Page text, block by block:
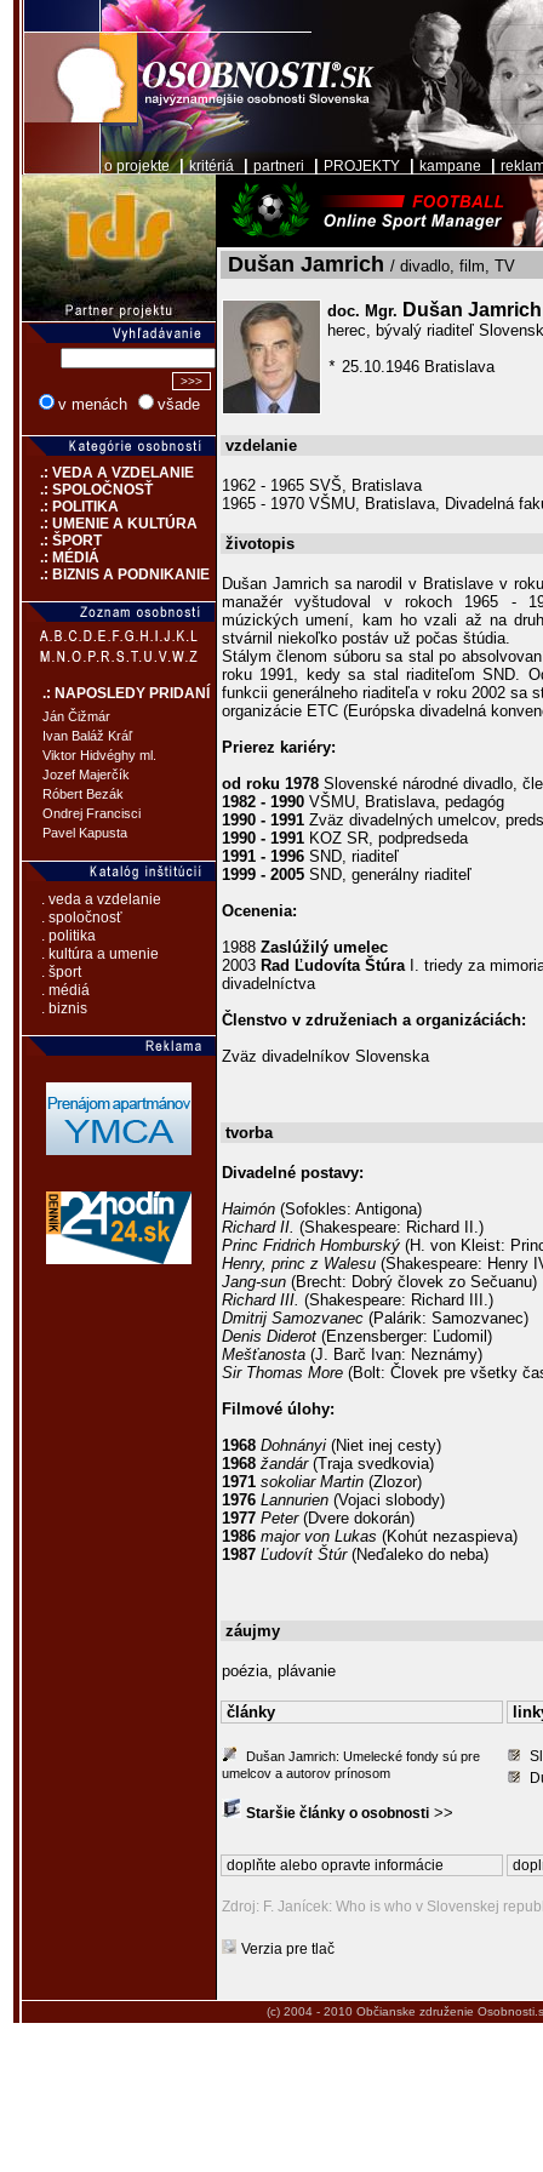
o projekte|kritériá partneri PROJEKTY kampane
v menách všade
.: VEDA A VZDELANIE
.: SPOLOČNOSŤ
.: POLITIKA
.: UMENIE A KULTÚRA
.: ŠPORT
.: MÉDIÁ
.: BIZNIS A PODNIKANIE
.: NAPOSLEDY PRIDANÍ
Ján Čižmár
Ivan Baláž Kráľ
Viktor Hidvéghy ml.
Jozef Majerčík
Róbert Bezák
Ondrej Francisci
Pavel Kapusta
. veda a vzdelanie
. spoločnosť
. politika
. kultúra a umenie
. šport
. médiá
. biznis
Dušan Jamrich / divadlo, film, TV
doc. Mgr. Dušan Jamrich
herec, bývalý riaditeľ
* 25.10.1946 Bratislava
vzdelanie
1962 - 1965 SVŠ, Bratislava
1965 - 1970 VŠMU, Bratislava, Divadelná
životopis
Dušan Jamrich sa narodil v Bratislave v
manažér vyštudoval v rokoch 1965 -
múzických umení, kam ho vzali až na
stvárnil niekoľko postáv už počas štúdia.
Stálym členom súboru sa stal po
roku 1991, kedy sa stal riaditeľom SND.
funkcii generálneho riaditeľa v roku 2002 sa
organizácie ETC (Európska divadelná
Prierez kariéry:
od roku 1978 Slovenské národné divadlo,
1982 - 1990 VŠMU, Bratislava, pedagóg
1990 - 1991 Zväz divadelných umelcov,
1990 - 1991 KOZ SR, podpredseda
1991 - 1996 SND, riaditeľ
1999 - 2005 SND, generálny riaditeľ
Ocenenia:
1988 Zaslúžilý umelec
2003 Rad Ľudovíta ŠtúraI. triedy za
divadelníctva
Členstvo v združeniach a organizáciách:
Zväz divadelníkov Slovenska
tvorba
Divadelné postavy:
Haimón (Sofokles: Antigona)
Richard II. (Shakespeare: Richard II.)
Princ Fridrich Homburský (H. von Kleist:
Henry, princ z Walesu (Shakespeare: Henry
Jang-sun (Brecht: Dobrý človek zo Sečuanu)
Richard III. (Shakespeare: Richard III.)
Dmitrij Samozvanec (Palárik: Samozvanec)
Denis Diderot (Enzensberger: Ľudomil)
Mešťanosta (J. Barč Ivan: Neznámy)
Sir Thomas More (Bolt: Človek pre všetky
Filmové úlohy:
1968 Dohnányi (Niet inej cesty)
1968 žandár(Traja svedkovia)
1971 sokoliar Martin (Zlozor)
1976 Lannurien (Vojaci slobody)
1977 Peter(Dvere dokorán)
1986 major von Lukas (Kohút nezaspieva)
1987 Ľudovít Štúr(Neďaleko do neba)
záujmy
poézia, plávanie
články
Dušan Jamrich: Umelecké fondy sú pre
umelcov a autorov prínosom
Staršie články o osobnosti >>
doplňte alebo opravte informácie
Zdroj: F. Janícek: Who is who v Slovenskej
Verzia pre tlač
(c) 2004 - 2010 Občianske združenie